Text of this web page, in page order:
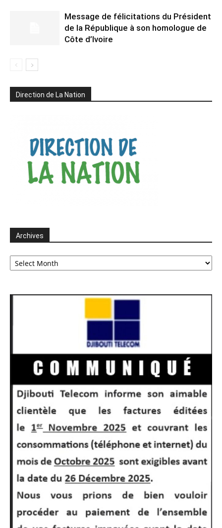
Message de félicitations du Président
de la République à son homologue de
Côte d’Ivoire
Direction de La Nation
Archives
Archives